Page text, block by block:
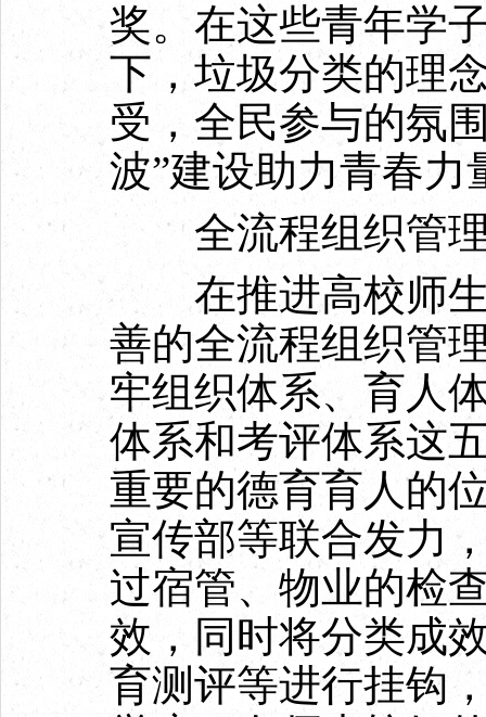
奖。在这些青年学
下，垃圾分类的理
受，全民参与的氛
波”建设助力青春力
全流程组织管理
在推进高校师生
善的全流程组织管
牢组织体系、育人
体系和考评体系这
重要的德育育人的
宣传部等联合发力
过宿管、物业的检
效，同时将分类成
育测评等进行挂钩